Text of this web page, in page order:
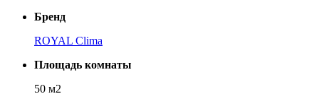
Бренд
ROYAL Clima
Площадь комнаты
50 м2